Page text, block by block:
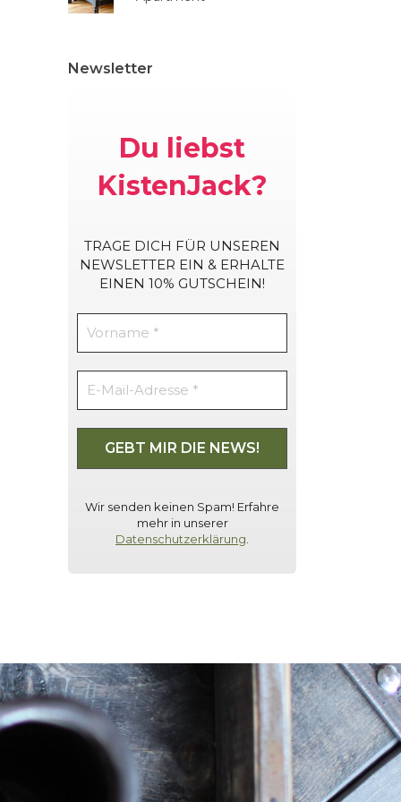
Newsletter
Du liebst
KistenJack?
TRAGE DICH FÜR UNSEREN
NEWSLETTER EIN & ERHALTE
EINEN 10% GUTSCHEIN!
Wir senden keinen Spam! Erfahre
mehr in unserer
Datenschutzerklärung